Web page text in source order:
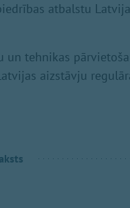
atbalstu
tehnikas
aizstāvju